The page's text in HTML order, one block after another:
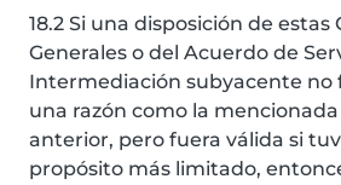
18.2 Si una disposición de estas
Generales o del Acuerdo de
Intermediación subyacente no
una razón como la
anterior, pero fuera válida si
propósito más limitado,